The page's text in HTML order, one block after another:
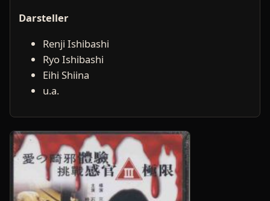
Darsteller
Renji Ishibashi
Ryo Ishibashi
Eihi Shiina
u.a.